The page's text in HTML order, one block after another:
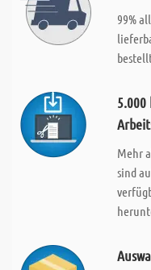
99%
5.000
Mehr
sind